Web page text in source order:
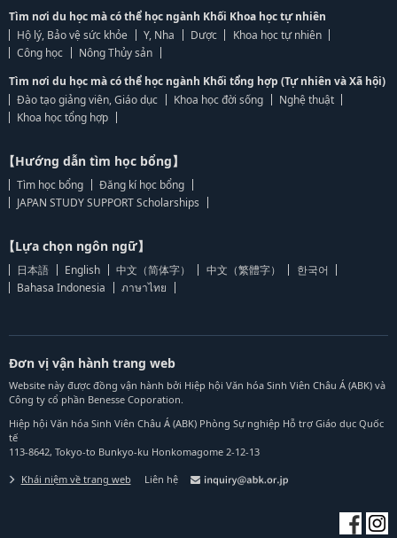
Tìm nơi du học mà có thể học ngành Khối Khoa học tự nhiên
Hộ lý, Bảo vệ sức khỏe
Y, Nha Dược
Khoa học tự nhiên
Công học
Nông Thủy sản
Tìm nơi du học mà có thể học ngành Khối tổng hợp (Tự nhiên và Xã hội)
Đào tạo giảng viên, Giáo dục
Khoa học đời sống
Nghệ thuật
Khoa học tổng hợp
【Hướng dẫn tìm học bổng】
Tìm học bổng
Đăng kí học bổng
JAPAN STUDY SUPPORT Scholarships
【Lựa chọn ngôn ngữ】
日本語 English 中文（简体字） 中文（繁體字）
한국어
Bahasa Indonesia
ภาษาไทย
Đơn vị vận hành trang web
Website này được đồng vận hành bởi Hiệp hội Văn hóa Sinh Viên Châu Á (ABK) và
Công ty cổ phần Benesse Coporation.
Hiệp hội Văn hóa Sinh Viên Châu Á (ABK) Phòng Sự nghiệp Hỗ trợ Giáo dục Quốc
tế
113-8642, Tokyo-to Bunkyo-ku Honkomagome 2-12-13
Khái niệm về trang web Liên hệ